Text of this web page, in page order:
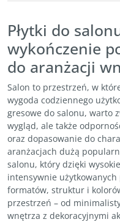
Płytki do
wykończenie
do aranżacji
Salon to przestrzeń, w
wygoda codziennego
gresowe do salonu, warto
wygląd, ale także
oraz dopasowanie do
aranżacjach dużą
salonu, który dzięki
intensywnie
formatów, struktur i
przestrzeń – od
wnętrza z dekoracyjnymi